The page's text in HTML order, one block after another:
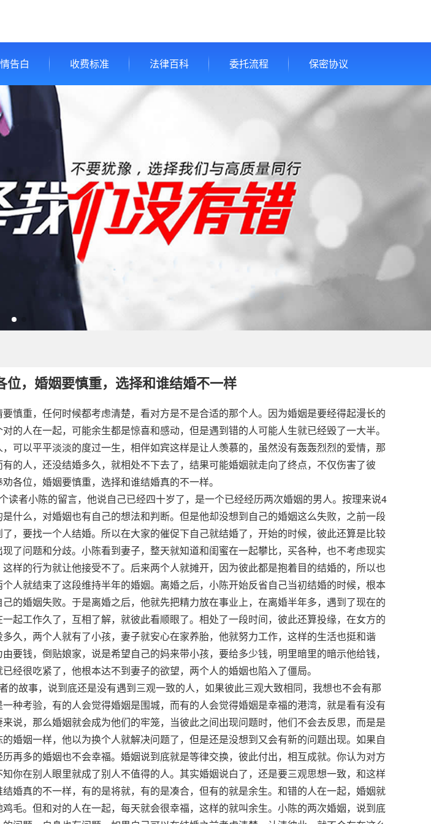
告白 收费标准 法律百科 委托流程 保密协议
位，婚姻要慎重，选择和谁结婚不一样
慎重，任何时候都考虑清楚，看对方是不是合适的那个人。因为婚姻是要经得起漫长的
的人在一起，可能余生都是惊喜和感动，但是遇到错的人可能人生就已经毁了一大半。
可以平平淡淡的度过一生，相伴如宾这样是让人羡慕的，虽然没有轰轰烈烈的爱情，那
的人，还没结婚多久，就相处不下去了，结果可能婚姻就走向了终点，不仅伤害了彼
各位，婚姻要慎重，选择和谁结婚真的不一样。
读者小陈的留言，他说自己已经四十岁了，是一个已经经历两次婚姻的男人。按理来说4
什么，对婚姻也有自己的想法和判断。但是他却没想到自己的婚姻这么失败，之前一段
，要找一个人结婚。所以在大家的催促下自己就结婚了，开始的时候，彼此还算是比较
了问题和分歧。小陈看到妻子，整天就知道和闺蜜在一起攀比，买各种，也不考虑现实
样的行为就让他接受不了。后来两个人就摊开，因为彼此都是抱着目的结婚的，所以也
人就结束了这段维持半年的婚姻。离婚之后，小陈开始反省自己当初结婚的时候，根本
的婚姻失败。于是离婚之后，他就先把精力放在事业上，在离婚半年多，遇到了现在的
起工作久了，互相了解，就彼此看顺眼了。相处了一段时间，彼此还算投缘，在女方的
久，两个人就有了小孩，妻子就安心在家养胎，他就努力工作，这样的生活也挺和谐
要钱，倒贴娘家，说是希望自己的妈来带小孩，要给多少钱，明里暗里的暗示他给钱，
经很吃紧了，他根本达不到妻子的欲望，两个人的婚姻也陷入了僵局。
的故事，说到底还是没有遇到三观一致的人，如果彼此三观大致相同，我想也不会有那
种考验，有的人会觉得婚姻是围城，而有的人会觉得婚姻是幸福的港湾，就是看有没有
说，那么婚姻就会成为他们的牢笼，当彼此之间出现问题时，他们不会去反思，而是是
婚姻一样，他以为换个人就解决问题了，但是还是没想到又会有新的问题出现。如果自
再多的婚姻也不会幸福。婚姻说到底就是等律交换，彼此付出，相互成就。你认为对方
你在别人眼里就成了别人不值得的人。其实婚姻说白了，还是要三观思想一致，和这样
婚真的不一样，有的是将就，有的是凑合，但有的就是余生。和错的人在一起，婚姻就
毛。但和对的人在一起，每天就会很幸福，这样的就叫余生。小陈的两次婚姻，说到底